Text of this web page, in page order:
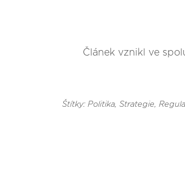
Článek vznikl ve
Štítky: Politika, Strategie,